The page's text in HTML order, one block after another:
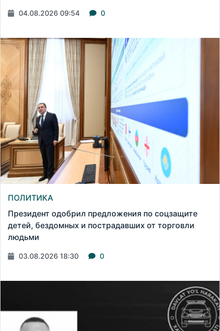
04.08.2026 09:54 0
ПОЛИТИКА
Президент одобрил предложения по соцзащите
детей, бездомных и пострадавших от торговли
людьми
03.08.2026 18:30 0